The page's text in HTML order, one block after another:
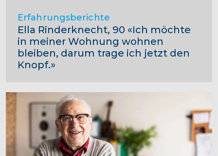
Erfahrungsberichte
Ella Rinderknecht, 90 «Ich möchte
in meiner Wohnung wohnen
bleiben, darum trage ich jetzt den
Knopf.»